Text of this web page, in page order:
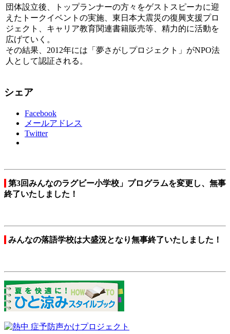
団体設立後、トップランナーの方々をゲストスピーカに迎
えたトークイベントの実施、東日本大震災の復興支援プロ
ジェクト、キャリア教育関連書籍販売等、精力的に活動を
広げていく。
その結果、2012年には「夢さがしプロジェクト」がNPO法
人として認証される。
シェア
Facebook
メールアドレス
Twitter
第3回みんなのラグビー小学校」プログラムを変更し、無事
終了いたしました！
みんなの落語学校は大盛況となり無事終了いたしました！